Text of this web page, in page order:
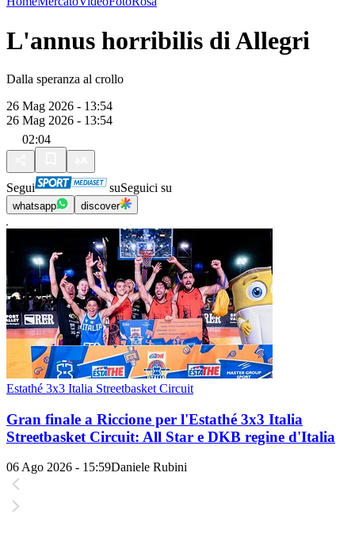
L'annus horribilis di Allegri
Dalla speranza al crollo
26 Mag 2026 - 13:54
26 Mag 2026 - 13:54
02:04
Segui suSeguici su
whatsapp discover
Estathé 3x3 Italia Streetbasket Circuit
Gran finale a Riccione per l'Estathé 3x3 Italia
Streetbasket Circuit: All Star e DKB regine d'Italia
06 Ago 2026 - 15:59Daniele Rubini